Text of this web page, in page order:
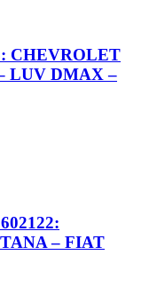
CHEVROLET
LUV DMAX –
– FIAT